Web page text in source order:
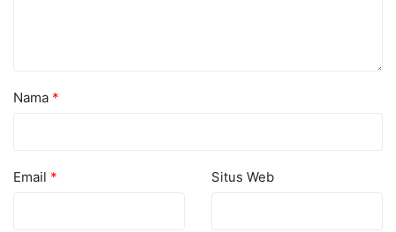
Nama *
Email * Situs Web